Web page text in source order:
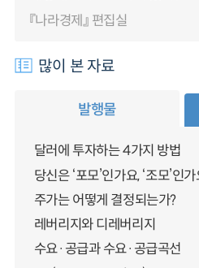
『나라경제』 편집실
많이 본 자료
발행물
달러에 투자하는 4가지 방법
당신은 ‘포모’인가요, ‘조모’인
주가는 어떻게 결정되는가?
레버리지와 디레버리지
수요·공급과 수요·공급곡선